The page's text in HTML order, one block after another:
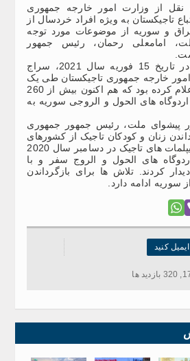
نقل از وزارت امور خارجه جمهوری
تاجیکستان به ویژه افراد خردسال از
و سوریه از موضوعات مورد توجه
امامعلی رحمان، رئیس جمهور
شایان ذکر است که در تاریخ 15 فوریه سال 2021، سراج
امور خارجه جمهوری تاجیکستان طی یک
کنفرانس مطبوعاتی اعلام کرده بود که هم اکنون بیش از 260
های الحول و الروجی سوریه به
پیشوای ملت، رئیس جمهور جمهوری
زنان و کودکان تاجیک از کشورهای
جنگ زده خاورمیانه، دیپلمات های تاجیک در دسامبر سال 2020
های الحول و الروج سفر و با
کردند. تلاش ها برای بازگرداندن
سوریه ادامه دارد.
کنید